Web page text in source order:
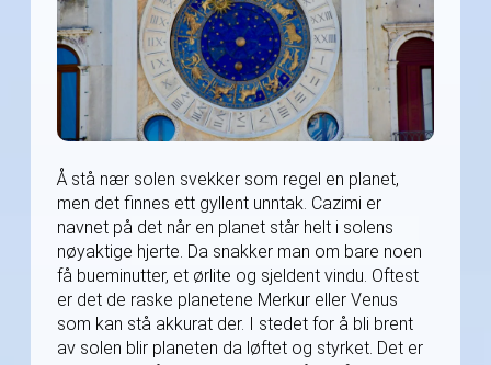
Å stå nær solen svekker som regel en planet,
men det finnes ett gyllent unntak. Cazimi er
navnet på det når en planet står helt i solens
nøyaktige hjerte. Da snakker man om bare noen
få bueminutter, et ørlite og sjeldent vindu. Oftest
er det de raske planetene Merkur eller Venus
som kan stå akkurat der. I stedet for å bli brent
av solen blir planeten da løftet og styrket. Det er